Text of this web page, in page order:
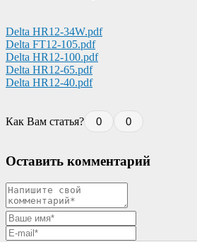
Delta HR12-34W.pdf
Delta FT12-105.pdf
Delta HR12-100.pdf
Delta HR12-65.pdf
Delta HR12-40.pdf
Как Вам статья? 0 0
Оставить комментарий